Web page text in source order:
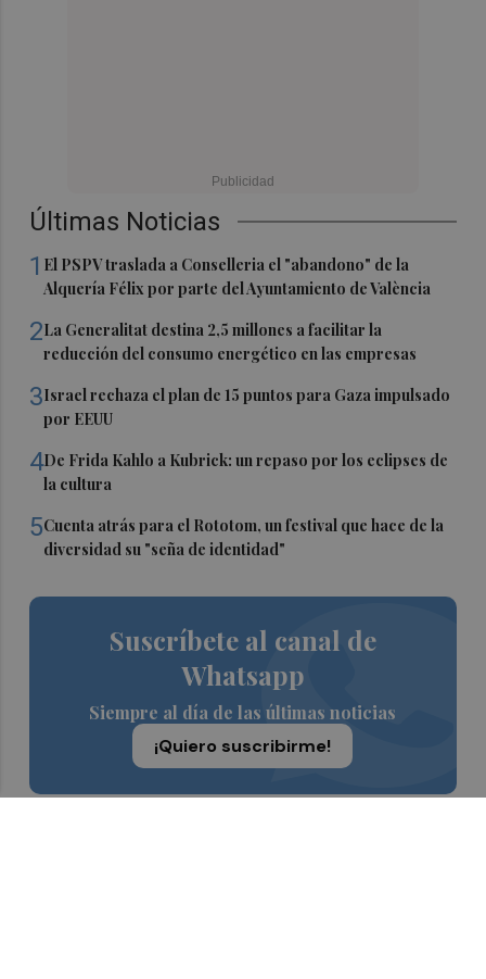
Últimas Noticias
1 El PSPV traslada a Conselleria el "abandono" de la
Alquería Félix por parte del Ayuntamiento de València
2La Generalitat destina 2,5 millones a facilitar la
reducción del consumo energético en las empresas
3Israel rechaza el plan de 15 puntos para Gaza impulsado
por EEUU
4De Frida Kahlo a Kubrick: un repaso por los eclipses de
la cultura
5Cuenta atrás para el Rototom, un festival que hace de la
diversidad su "seña de identidad"
Suscríbete al canal de
Whatsapp
Siempre al día de las últimas noticias
¡Quiero suscribirme!